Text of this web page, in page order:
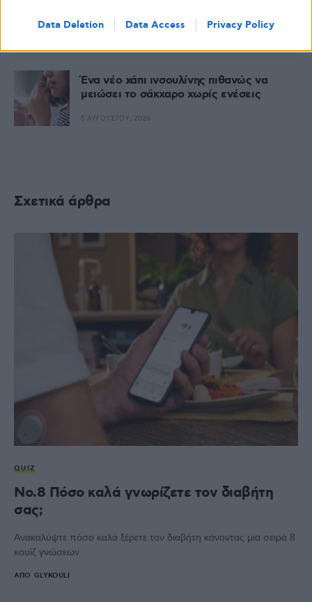
Data Deletion Data Access Privacy Policy
6 ΑΥΓΟΎΣΤΟΥ, 2026
Ένα νέο χάπι ινσουλίνης πιθανώς να
μειώσει το σάκχαρο χωρίς ενέσεις
5 ΑΥΓΟΎΣΤΟΥ, 2026
Σχετικά άρθρα
QUIZ
No.8 Πόσο καλά γνωρίζετε τον διαβήτη
σας;
Ανακαλύψτε πόσο καλά ξέρετε τον διαβήτη κάνοντας μια σειρά 8
κουίζ γνώσεων
ΑΠΌ GLYKOULI